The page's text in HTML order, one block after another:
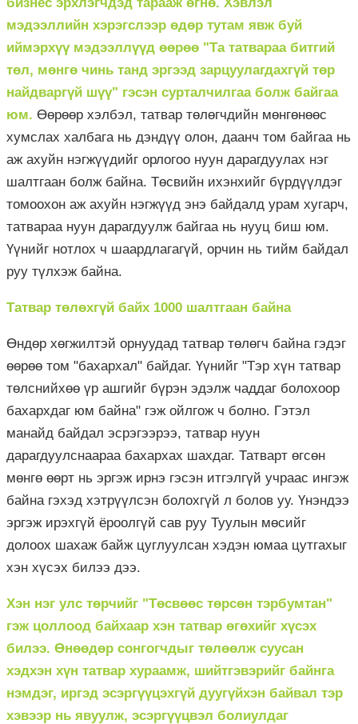
бизнес эрхлэгчдэд тарааж өгнө. Хэвлэл
мэдээллийн хэрэгслээр өдөр тутам явж буй
иймэрхүү мэдээллүүд өөрөө "Та татвараа битгий
төл, мөнгө чинь танд эргээд зарцуулагдахгүй төр
найдваргүй шүү" гэсэн сурталчилгаа болж байгаа
юм. Өөрөөр хэлбэл, татвар төлөгчдийн мөнгөнөөс
хумслах халбага нь дэндүү олон, даанч том байгаа нь
аж ахуйн нэгжүүдийг орлогоо нуун дарагдуулах нэг
шалтгаан болж байна. Төсвийн ихэнхийг бүрдүүлдэг
томоохон аж ахуйн нэгжүүд энэ байдалд урам хугарч,
татвараа нуун дарагдуулж байгаа нь нууц биш юм.
Үүнийг нотлох ч шаардлагагүй, орчин нь тийм байдал
руу түлхэж байна.
Татвар төлөхгүй байх 1000 шалтгаан байна
Өндөр хөгжилтэй орнуудад татвар төлөгч байна гэдэг
өөрөө том "бахархал" байдаг. Үүнийг "Тэр хүн татвар
төлснийхөө үр ашгийг бүрэн эдэлж чаддаг болохоор
бахархдаг юм байна" гэж ойлгож ч болно. Гэтэл
манайд байдал эсрэгээрээ, татвар нуун
дарагдуулснаараа бахархах шахдаг. Татварт өгсөн
мөнгө өөрт нь эргэж ирнэ гэсэн итгэлгүй учраас ингэж
байна гэхэд хэтрүүлсэн болохгүй л болов уу. Үнэндээ
эргэж ирэхгүй ёроолгүй сав руу Туулын мөсийг
долоох шахаж байж цуглуулсан хэдэн юмаа цутгахыг
хэн хүсэх билээ дээ.
Хэн нэг улс төрчийг "Төсвөөс төрсөн тэрбумтан"
гэж цоллоод байхаар хэн татвар өгөхийг хүсэх
билээ. Өнөөдөр сонгогчдыг төлөөлж суусан
хэдхэн хүн татвар хураамж, шийтгэвэрийг байнга
нэмдэг, иргэд эсэргүүцэхгүй дуугүйхэн байвал тэр
хэвээр нь явуулж, эсэргүүцвэл болиулдаг